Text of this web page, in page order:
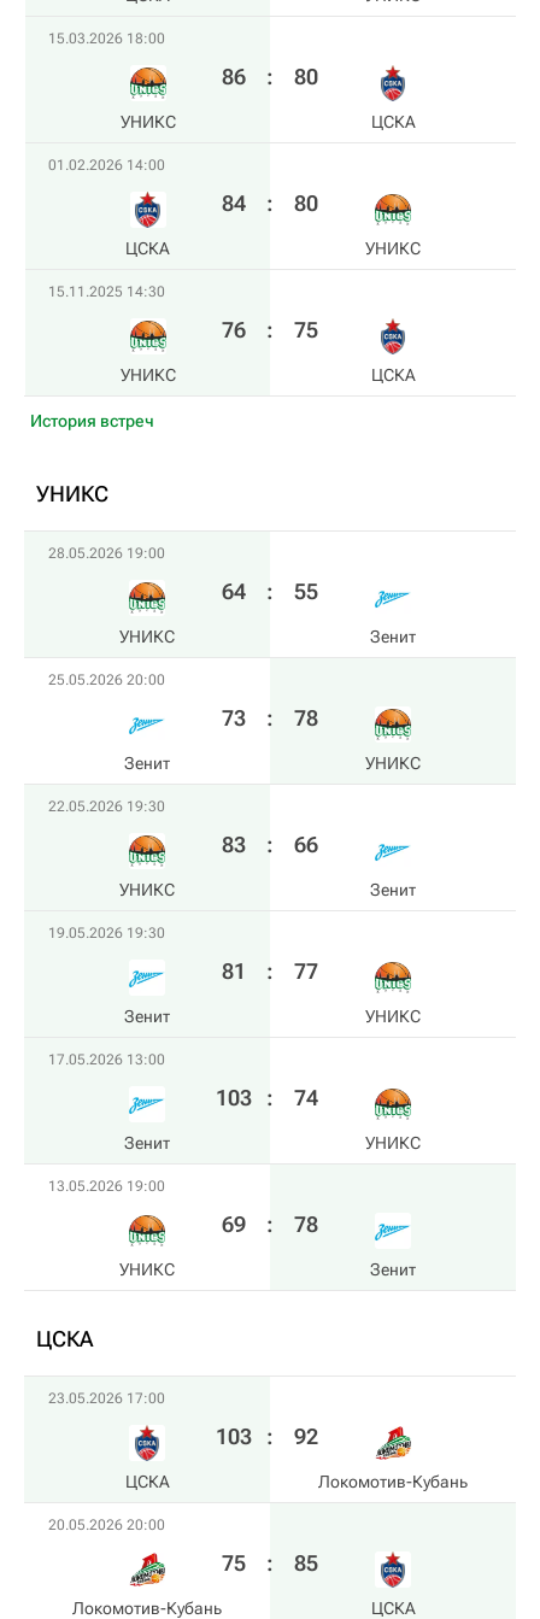
15.03.2026 18:00
УНИКС
86 : 80
ЦСКА
01.02.2026 14:00
ЦСКА
84 : 80
УНИКС
15.11.2025 14:30
УНИКС
76 : 75
ЦСКА
История встреч
УНИКС
28.05.2026 19:00
УНИКС
64 : 55
Зенит
25.05.2026 20:00
Зенит
73 : 78
УНИКС
22.05.2026 19:30
УНИКС
83 : 66
Зенит
19.05.2026 19:30
Зенит
81 : 77
УНИКС
17.05.2026 13:00
Зенит
103 : 74
УНИКС
13.05.2026 19:00
УНИКС
69 : 78
Зенит
ЦСКА
23.05.2026 17:00
ЦСКА
103 : 92
Локомотив-Кубань
20.05.2026 20:00
Локомотив-Кубань
75 : 85
ЦСКА